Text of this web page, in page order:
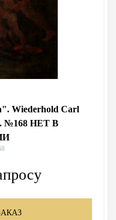
Wiederhold Carl
№168 НЕТ В